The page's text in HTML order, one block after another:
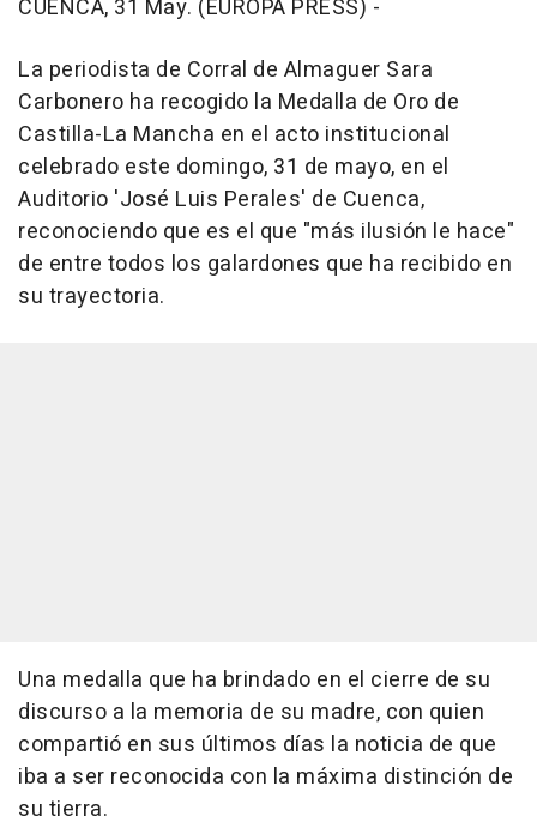
CUENCA, 31 May. (EUROPA PRESS) -
La periodista de Corral de Almaguer Sara
Carbonero ha recogido la Medalla de Oro de
Castilla-La Mancha en el acto institucional
celebrado este domingo, 31 de mayo, en el
Auditorio 'José Luis Perales' de Cuenca,
reconociendo que es el que "más ilusión le hace"
de entre todos los galardones que ha recibido en
su trayectoria.
Una medalla que ha brindado en el cierre de su
discurso a la memoria de su madre, con quien
compartió en sus últimos días la noticia de que
iba a ser reconocida con la máxima distinción de
su tierra.